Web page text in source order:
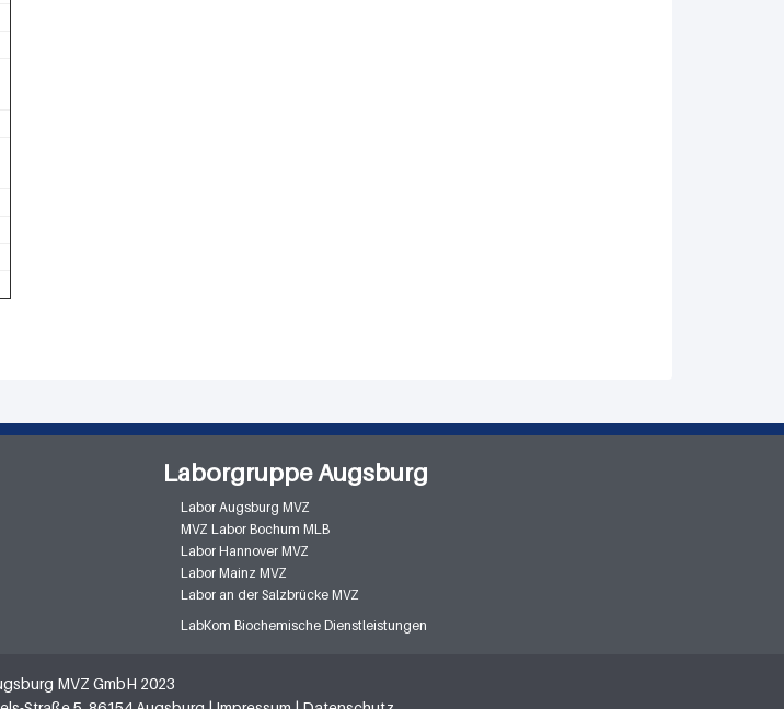
MVZ GmbH 2023
Laborgruppe Augsburg
Labor Augsburg MVZ
MVZ Labor Bochum MLB
Labor Hannover MVZ
Labor Mainz MVZ
Labor an der Salzbrücke MVZ
LabKom Biochemische Dienstleistungen